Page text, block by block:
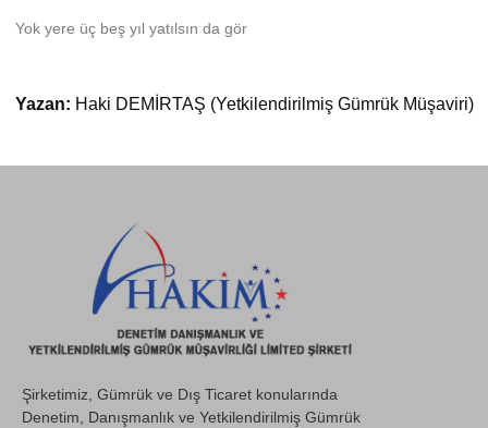
Yok yere üç beş yıl yatılsın da gör
Yazan: Haki DEMİRTAŞ (Yetkilendirilmiş Gümrük Müşaviri)
Şirketimiz, Gümrük ve Dış Ticaret konularında
Denetim, Danışmanlık ve Yetkilendirilmiş Gümrük